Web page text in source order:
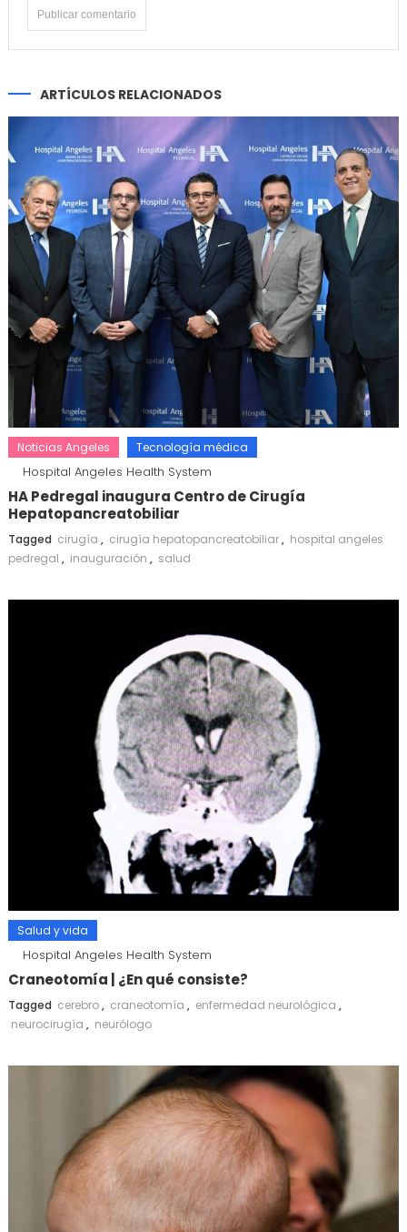
ARTÍCULOS RELACIONADOS
Noticias Angeles Tecnología médica
Hospital Angeles Health System
HA Pedregal inaugura Centro de Cirugía
Hepatopancreatobiliar
Tagged cirugía , cirugía hepatopancreatobiliar, hospital angeles
pedregal , inauguración , salud
Salud y vida
Hospital Angeles Health System
Craneotomía | ¿En qué consiste?
Tagged cerebro, craneotomía , enfermedad neurológica ,
neurocirugía , neurólogo